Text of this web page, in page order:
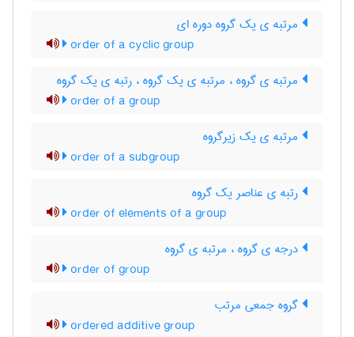
مرتبه ی یک گروه دوره ای
order of a cyclic group
مرتبه ی گروه ، مرتبه ی یک گروه ، رتبه ی یک گروه
order of a group
مرتبه ی یک زیرگروه
order of a subgroup
رتبه ی عناصر یک گروه
order of elements of a group
درجه ی گروه ، مرتبه ی گروه
order of group
گروه جمعی مرتب
ordered additive group